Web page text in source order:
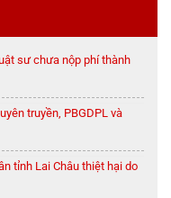
sư chưa nộp phí thành
truyền, PBGDPL và
tỉnh Lai Châu thiệt hại do